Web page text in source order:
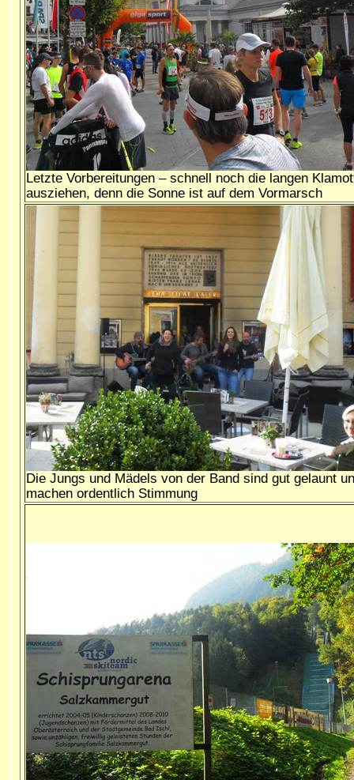
Letzte Vorbereitungen – schnell noch die langen
ausziehen, denn die Sonne ist auf dem Vormarsch
Die Jungs und Mädels von der Band sind gut gelaunt
machen ordentlich Stimmung